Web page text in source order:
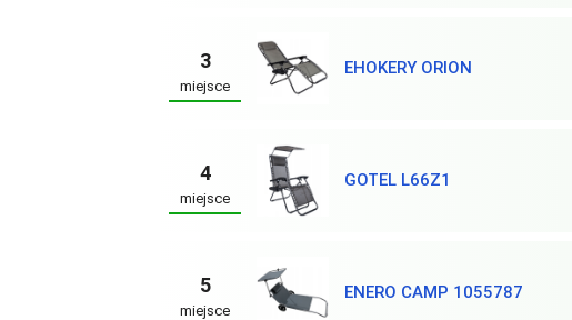
3
miejsce
EHOKERY ORION
4
miejsce
GOTEL L66Z1
5
miejsce
ENERO CAMP 1055787